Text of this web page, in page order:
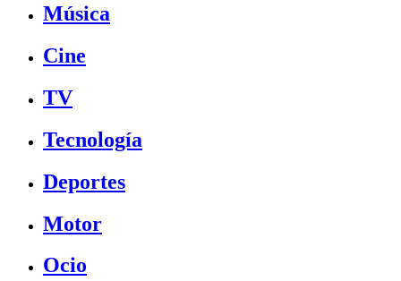
Música
Cine
TV
Tecnología
Deportes
Motor
Ocio